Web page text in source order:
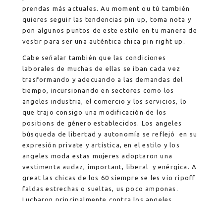
prendas más actuales. Au moment ou tú también
quieres seguir las tendencias pin up, toma nota y
pon algunos puntos de este estilo en tu manera de
vestir para ser una auténtica chica pin right up.
Cabe señalar también que las condiciones
laborales de muchas de ellas se iban cada vez
trasformando y adecuando a las demandas del
tiempo, incursionando en sectores como los
angeles industria, el comercio y los servicios, lo
que trajo consigo una modificación de los
positions de género establecidos. Los angeles
búsqueda de libertad y autonomía se reflejó en su
expresión private y artística, en el estilo y los
angeles moda estas mujeres adoptaron una
vestimenta audaz, important, liberal y enérgica. A
great las chicas de los 60 siempre se les vio ripoff
faldas estrechas o sueltas, us poco amponas.
Lucharon principalmente contra los angeles